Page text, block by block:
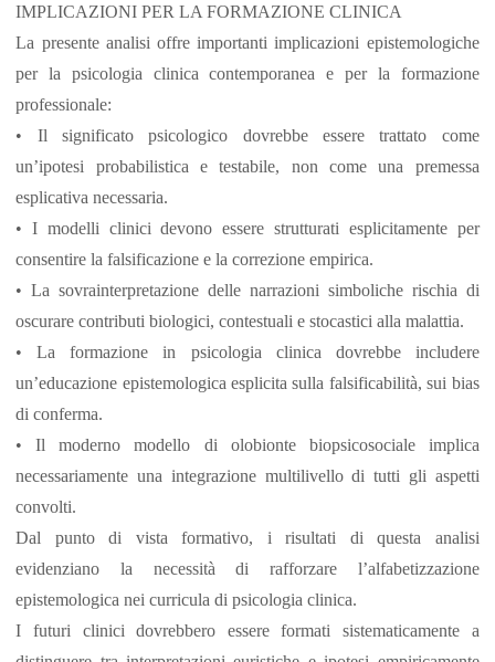
IMPLICAZIONI PER LA FORMAZIONE CLINICA
La presente analisi offre importanti implicazioni epistemologiche
per la psicologia clinica contemporanea e per la formazione
professionale:
• Il significato psicologico dovrebbe essere trattato come
un’ipotesi probabilistica e testabile, non come una premessa
esplicativa necessaria.
• I modelli clinici devono essere strutturati esplicitamente per
consentire la falsificazione e la correzione empirica.
• La sovrainterpretazione delle narrazioni simboliche rischia di
oscurare contributi biologici, contestuali e stocastici alla malattia.
• La formazione in psicologia clinica dovrebbe includere
un’educazione epistemologica esplicita sulla falsificabilità, sui bias
di conferma.
• Il moderno modello di olobionte biopsicosociale implica
necessariamente una integrazione multilivello di tutti gli aspetti
convolti.
Dal punto di vista formativo, i risultati di questa analisi
evidenziano la necessità di rafforzare l’alfabetizzazione
epistemologica nei curricula di psicologia clinica.
I futuri clinici dovrebbero essere formati sistematicamente a